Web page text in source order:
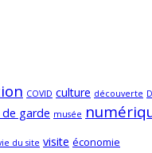
COVID culture découverte
garde musée
du site visite économie